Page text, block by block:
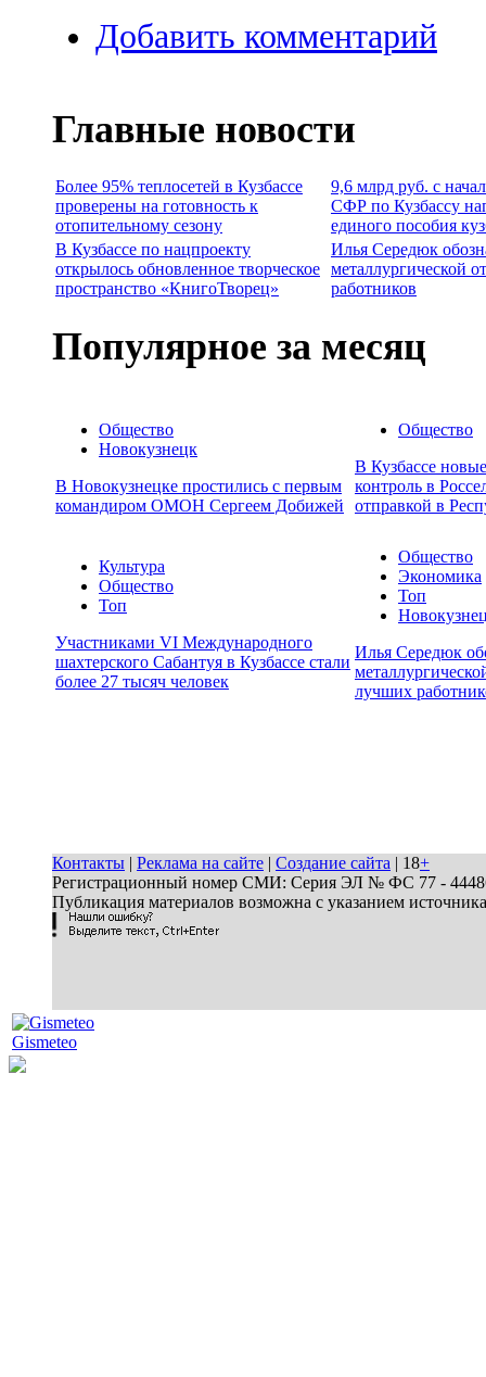
Добавить комментарий
Главные новости
Более 95% теплосетей в Кузбассе
проверены на готовность к
отопительному сезону
9,6 млрд руб. с
СФР по Кузбассу
единого пособия
В Кузбассе по нацпроекту
открылось обновленное творческое
пространство «КнигоТворец»
Илья Середюк
металлургической
работников
Популярное за месяц
Общество
Новокузнецк
В Новокузнецке простились с первым
командиром ОМОН Сергеем Добижей
Общество
В Кузбассе
контроль в
отправкой в
Культура
Общество
Топ
Участниками VI Международного
шахтерского Сабантуя в Кузбассе стали
более 27 тысяч человек
Общество
Экономика
Топ
Илья Середюк
лучших
Контакты | Реклама на сайте | Создание сайта | 18+
Регистрационный номер СМИ: Серия ЭЛ № ФС 77 - 44486
Публикация материалов возможна с указанием
Gismeteo